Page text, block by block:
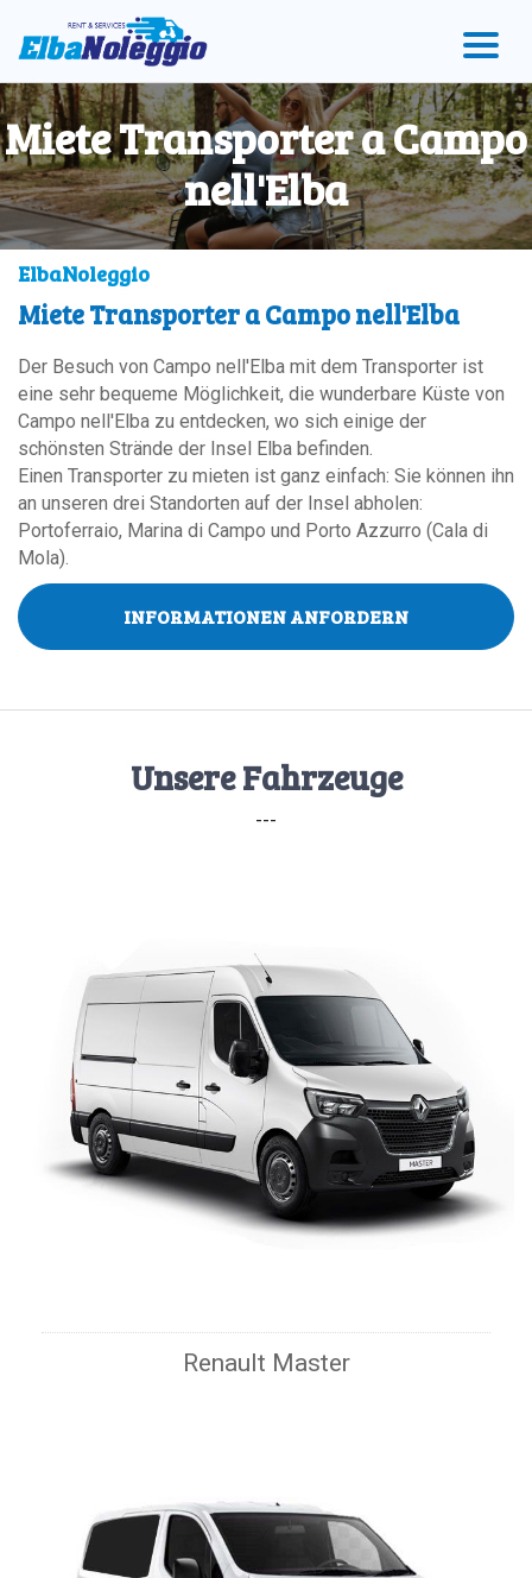
Menü
springen
Hauptinhalt
springen
Fußzeile
springen
Miete Transporter a Campo
nell'Elba
ElbaNoleggio
Miete Transporter a Campo nell'Elba
Der Besuch von Campo nell'Elba mit dem Transporter ist
eine sehr bequeme Möglichkeit, die wunderbare Küste von
Campo nell'Elba zu entdecken, wo sich einige der
schönsten Strände der Insel Elba befinden.
Einen Transporter zu mieten ist ganz einfach: Sie können ihn
an unseren drei Standorten auf der Insel abholen:
Portoferraio, Marina di Campo und Porto Azzurro (Cala di
Mola).
INFORMATIONEN ANFORDERN
Unsere Fahrzeuge
---
Renault Master